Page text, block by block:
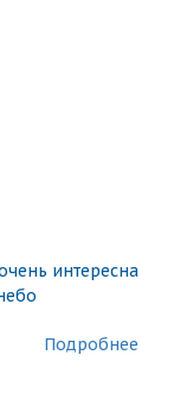
интересна
Подробнее